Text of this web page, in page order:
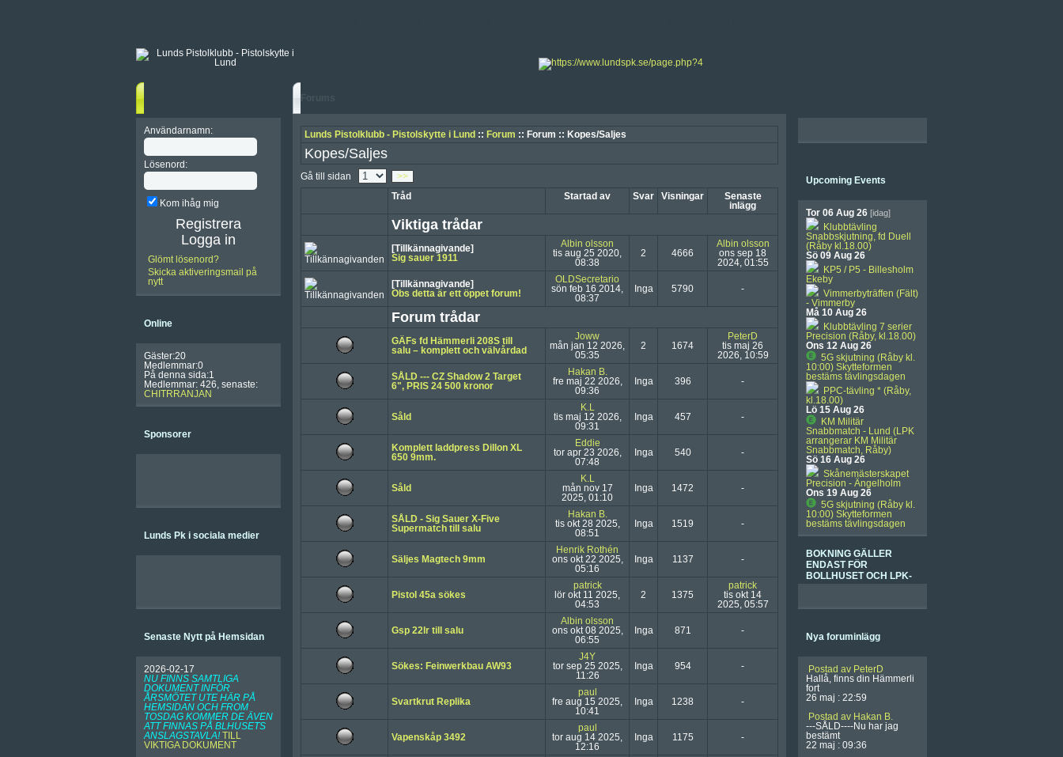
Användarnamn:
Lösenord:
Kom ihåg mig
Registrera
Glömt lösenord?
Skicka aktiveringsmail på
nytt
Online
Gäster:20
Medlemmar:0
På denna sida:1
Medlemmar: 426, senaste:
CHITRRANJAN
Sponsorer
Lunds Pk i sociala medier
Senaste Nytt på Hemsidan
2026-02-17
NU FINNS SAMTLIGA
DOKUMENT INFÖR
ÅRSMÖTET UTE HÄR PÅ
HEMSIDAN OCH FROM
TOSDAG KOMMER DE ÄVEN
ATT FINNAS PÅ BLHUSETS
ANSLAGSTAVLA! TILL
VIKTIGA DOKUMENT
Lunds Pistolklubb - Pistolskytte i Lund :: Forum :: Forum :: Kopes/Saljes
Kopes/Saljes
Gå till sidan
>>
Tråd
Startad av Svar Visningar
Senaste
inlägg
Viktiga trådar
[Tillkännagivande]
Sig sauer 1911
Albin olsson
tis aug 25 2020,
08:38
2 4666
Albin olsson
ons sep 18
2024, 01:55
[Tillkännagivande]
Obs detta är ett öppet forum!
OLDSecretario
sön feb 16 2014,
08:37
Inga 5790 -
Forum trådar
GÄFs fd Hämmerli 208S till
salu – komplett och välvårdad
Joww
mån jan 12 2026,
05:35
2 1674
PeterD
tis maj 26
2026, 10:59
SÅLD --- CZ Shadow 2 Target
6", PRIS 24 500 kronor
Hakan B.
fre maj 22 2026,
09:36
Inga 396 -
Såld
K.L
tis maj 12 2026,
09:31
Inga 457 -
Komplett laddpress Dillon XL
650 9mm.
Eddie
tor apr 23 2026,
07:48
Inga 540 -
Såld
K.L
mån nov 17
2025, 01:10
Inga 1472 -
SÅLD - Sig Sauer X-Five
Supermatch till salu
Hakan B.
tis okt 28 2025,
08:51
Inga 1519 -
Säljes Magtech 9mm
Henrik Rothén
ons okt 22 2025,
05:16
Inga 1137 -
Pistol 45a sökes
patrick
lör okt 11 2025,
04:53
2 1375
patrick
tis okt 14
2025, 05:57
Gsp 22lr till salu
Albin olsson
ons okt 08 2025,
06:55
Inga 871 -
Sökes: Feinwerkbau AW93
J4Y
tor sep 25 2025,
11:26
Inga 954 -
Svartkrut Replika
paul
fre aug 15 2025,
10:41
Inga 1238 -
Vapenskåp 3492
paul
tor aug 14 2025,
12:16
Inga 1175 -
Upcoming Events
Tor 06 Aug 26 [idag]
Klubbtävling
Snabbskjutning, fd Duell
(Råby kl.18.00)
Sö 09 Aug 26
KP5 / P5 - Billesholm
Ekeby
Vimmerbyträffen (Fält)
- Vimmerby
Må 10 Aug 26
Klubbtävling 7 serier
Precision (Råby, kl.18.00)
Ons 12 Aug 26
5G skjutning (Råby kl.
10:00) Skytteformen
bestäms tävlingsdagen
PPC-tävling * (Råby,
kl.18.00)
Lö 15 Aug 26
KM Militär
Snabbmatch - Lund (LPK
arrangerar KM Militär
Snabbmatch, Råby)
Sö 16 Aug 26
Skånemästerskapet
Precision - Ängelholm
Ons 19 Aug 26
5G skjutning (Råby kl.
10:00) Skytteformen
bestäms tävlingsdagen
BOKNING GÄLLER
ENDAST FÖR
BOLLHUSET OCH LPK-
Nya foruminlägg
Postad av PeterD
Hallå, finns din Hämmerli
fort
26 maj : 22:59
Postad av Hakan B.
---SÅLD----Nu har jag
bestämt
22 maj : 09:36